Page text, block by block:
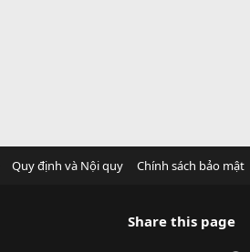
Quy định và Nội quy Chính sách bảo mật
Share this page